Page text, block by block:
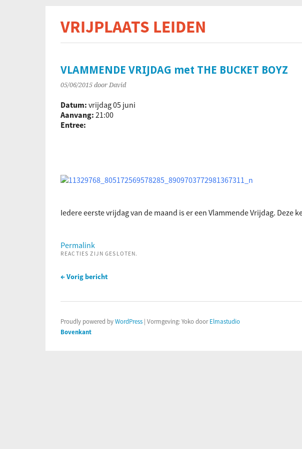
VRIJPLAATS LEIDEN
VLAMMENDE VRIJDAG met THE BUCKET BOYZ
05/06/2015 door David
Datum: vrijdag 05 juni
Aanvang: 21:00
Entree:
Iedere eerste vrijdag van de maand is er een Vlammende Vrijdag. Deze
Permalink
REACTIES ZIJN GESLOTEN.
← Vorig bericht
Proudly powered byWordPress | Vormgeving: Yoko doorElmastudio
Bovenkant